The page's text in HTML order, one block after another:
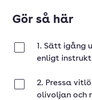
Gör så här
1. Sätt igång
enligt
2. Pressa
olivoljan och